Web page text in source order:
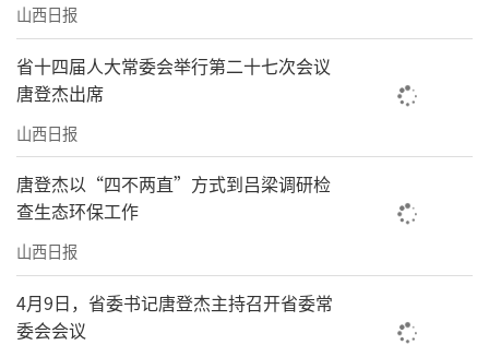
山西日报
省十四届人大常委会举行第二十七次会议
唐登杰出席
山西日报
唐登杰以“四不两直”方式到吕梁调研检
查生态环保工作
山西日报
4月9日，省委书记唐登杰主持召开省委常
委会会议